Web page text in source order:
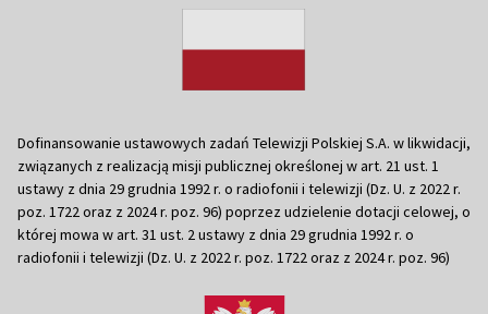
Dofinansowanie ustawowych zadań Telewizji Polskiej S.A. w likwidacji,
związanych z realizacją misji publicznej określonej w art. 21 ust. 1
ustawy z dnia 29 grudnia 1992 r. o radiofonii i telewizji (Dz. U. z 2022 r.
poz. 1722 oraz z 2024 r. poz. 96) poprzez udzielenie dotacji celowej, o
której mowa w art. 31 ust. 2 ustawy z dnia 29 grudnia 1992 r. o
radiofonii i telewizji (Dz. U. z 2022 r. poz. 1722 oraz z 2024 r. poz. 96)